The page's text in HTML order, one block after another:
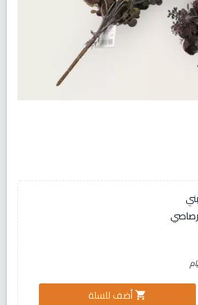
بني
رصاصي
shopping_cartأضف للسلة